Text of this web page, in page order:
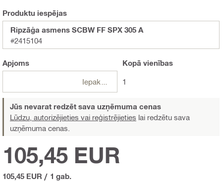
Produktu iespējas
Ripzāģa asmens SCBW FF SPX 305 A
#2415104
Apjoms Kopā vienības
1
Jūs nevarat redzēt sava uzņēmuma cenas
Lūdzu, autorizējieties vai reģistrējieties lai redzētu sava
uzņēmuma cenas.
105,45 EUR
105,45 EUR / 1 gab.